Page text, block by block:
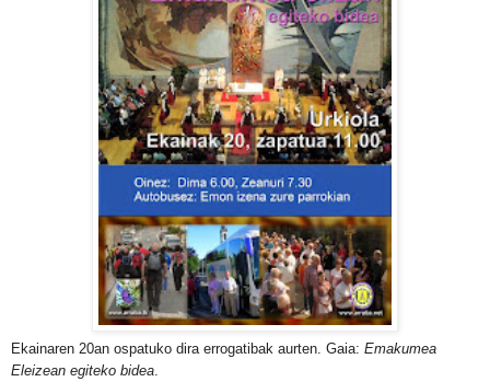
Ekainaren 20an ospatuko dira errogatibak aurten. Gaia: Emakumea
Eleizean egiteko bidea.